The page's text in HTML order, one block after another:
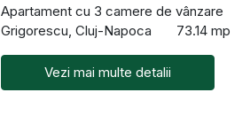
Apartament cu 3 camere de vânzare
Grigorescu, Cluj-Napoca
73.14 mp
Vezi mai multe detalii